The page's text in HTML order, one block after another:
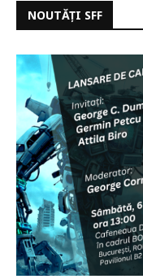
NOUTĂȚI SFF